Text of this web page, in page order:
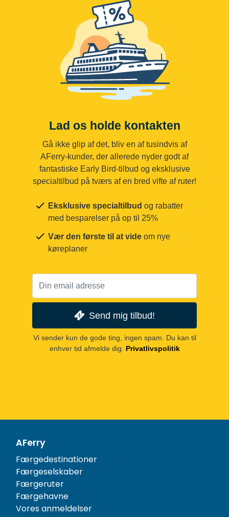
Lad os holde kontakten
Gå ikke glip af det, bliv en af tusindvis af
AFerry-kunder, der allerede nyder godt af
fantastiske Early Bird-tilbud og eksklusive
specialtilbud på tværs af en bred vifte af ruter!
Eksklusive specialtilbud og rabatter
med besparelser på op til 25%
Vær den første til at vide om nye
køreplaner
Send mig tilbud!
Vi sender kun de gode ting, ingen spam. Du kan til
enhver tid afmelde dig. Privatlivspolitik
AFerry
Færgedestinationer
Færgeselskaber
Færgeruter
Færgehavne
Vores anmeldelser